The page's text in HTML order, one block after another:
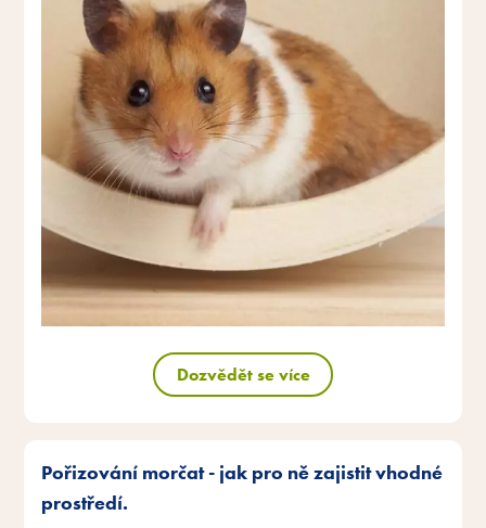
Dozvědět se více
Pořizování morčat - jak pro ně zajistit vhodné
prostředí.